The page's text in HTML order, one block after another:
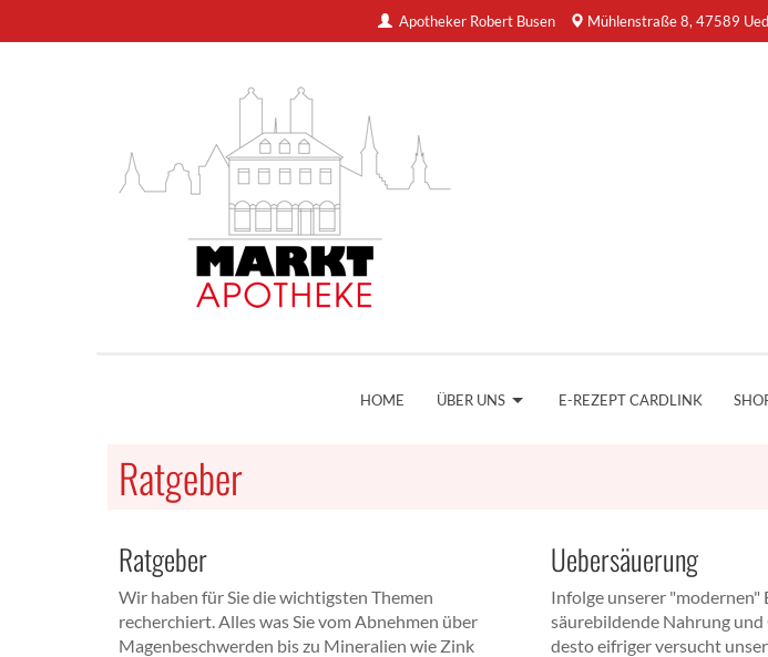
Apotheker Robert Busen Mühlenstraße 8, 47589
HOME ÜBER UNS E-REZEPT CARDLINK
Ratgeber
Ratgeber
Wir haben für Sie die wichtigsten Themen
recherchiert. Alles was Sie vom Abnehmen über
Magenbeschwerden bis zu Mineralien wie Zink
Uebersäuerung
Infolge unserer
säurebildende Nahrung und
desto eifriger versucht